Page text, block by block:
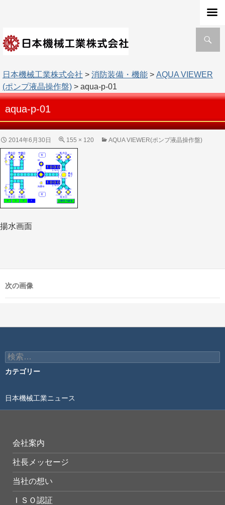
索
日本機械工業株式会社 > 消防装備・機能 > AQUA VIEWER
(ポンプ液晶操作盤) > aqua-p-01
aqua-p-01
2014年6月30日 155 × 120 AQUA VIEWER(ポンプ液晶操作盤)
揚水画面
次の画像
検
索:
カテゴリー
日本機械工業ニュース
会社案内
社長メッセージ
当社の想い
ＩＳＯ認証